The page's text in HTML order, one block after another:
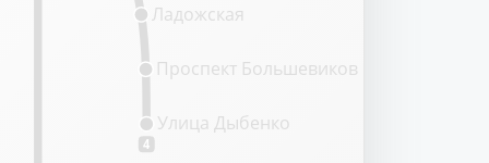
4
Ладожская
Проспект Большевиков
Улица Дыбенко